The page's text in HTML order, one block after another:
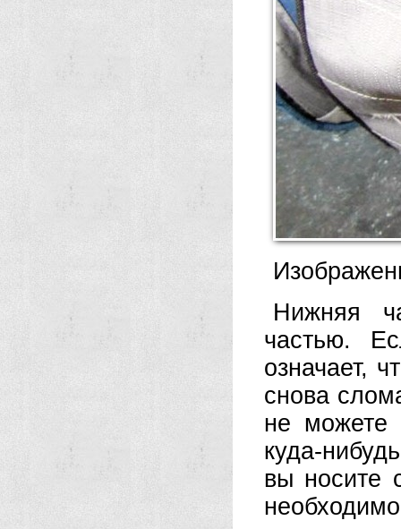
Нижняя
частью.
означает,
снова
не можете
куда-
вы носите